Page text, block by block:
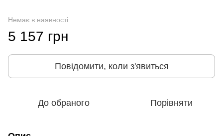
Немає в наявності
5 157 грн
Повідомити, коли з'явиться
До обраного Порівняти